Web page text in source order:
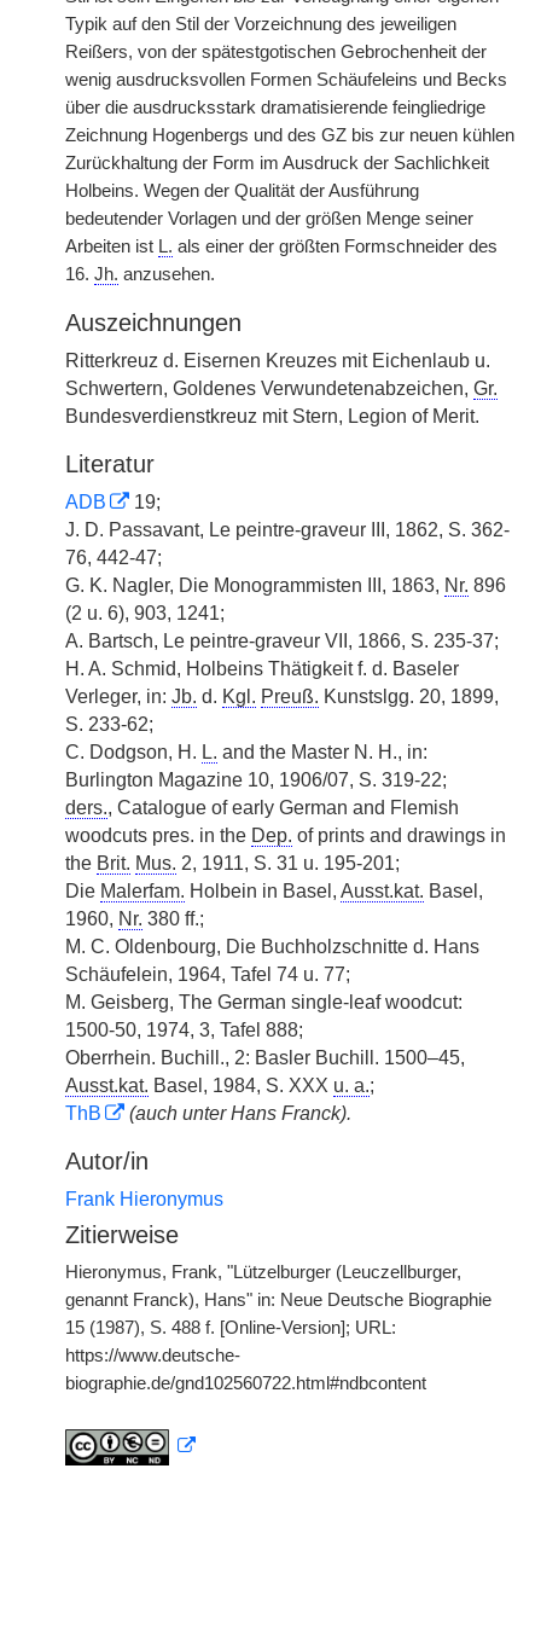
Typik auf den Stil der Vorzeichnung des jeweiligen
Reißers, von der spätestgotischen Gebrochenheit der
wenig ausdrucksvollen Formen Schäufeleins und Becks
über die ausdrucksstark dramatisierende feingliedrige
Zeichnung Hogenbergs und des GZ bis zur neuen kühlen
Zurückhaltung der Form im Ausdruck der Sachlichkeit
Holbeins. Wegen der Qualität der Ausführung
bedeutender Vorlagen und der größen Menge seiner
Arbeiten ist L. als einer der größten Formschneider des
16. Jh. anzusehen.
Auszeichnungen
Ritterkreuz d. Eisernen Kreuzes mit Eichenlaub u.
Schwertern, Goldenes Verwundetenabzeichen, Gr.
Bundesverdienstkreuz mit Stern, Legion of Merit.
Literatur
ADB
19;
J. D. Passavant, Le peintre-graveur III, 1862, S. 362-
76, 442-47;
G. K. Nagler, Die Monogrammisten III, 1863, Nr. 896
(2 u. 6), 903, 1241;
A. Bartsch, Le peintre-graveur VII, 1866, S. 235-37;
H. A. Schmid, Holbeins Thätigkeit f. d. Baseler
Verleger, in: Jb. d. Kgl. Preuß. Kunstslgg. 20, 1899,
S. 233-62;
C. Dodgson, H. L. and the Master N. H., in:
Burlington Magazine 10, 1906/07, S. 319-22;
ders., Catalogue of early German and Flemish
woodcuts pres. in the Dep. of prints and drawings in
the Brit. Mus. 2, 1911, S. 31 u. 195-201;
Die Malerfam. Holbein in Basel, Ausst.kat. Basel,
1960, Nr. 380 ff.;
M. C. Oldenbourg, Die Buchholzschnitte d. Hans
Schäufelein, 1964, Tafel 74 u. 77;
M. Geisberg, The German single-leaf woodcut:
1500-50, 1974, 3, Tafel 888;
Oberrhein. Buchill., 2: Basler Buchill. 1500–45,
Ausst.kat. Basel, 1984, S. XXX u. a.;
ThB
(auch unter Hans Franck).
Autor/in
Frank Hieronymus
Zitierweise
Hieronymus, Frank, "Lützelburger (Leuczellburger,
genannt Franck), Hans" in: Neue Deutsche Biographie
15 (1987), S. 488 f. [Online-Version]; URL:
https://www.deutsche-
biographie.de/gnd102560722.html#ndbcontent